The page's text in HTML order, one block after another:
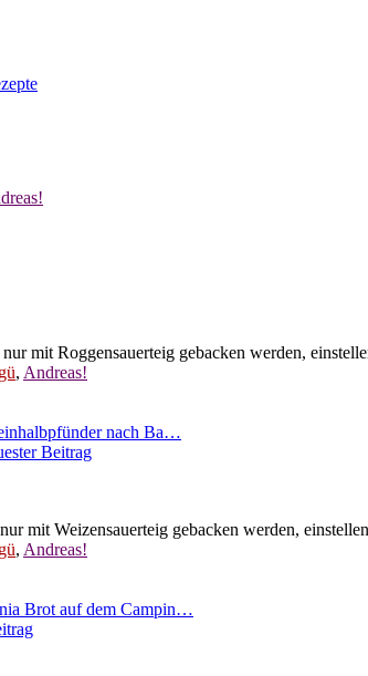
mit Roggensauerteig gebacken werden,
, Andreas!
nach Ba…
Beitrag
mit Weizensauerteig gebacken werden,
, Andreas!
Brot auf dem Campin…